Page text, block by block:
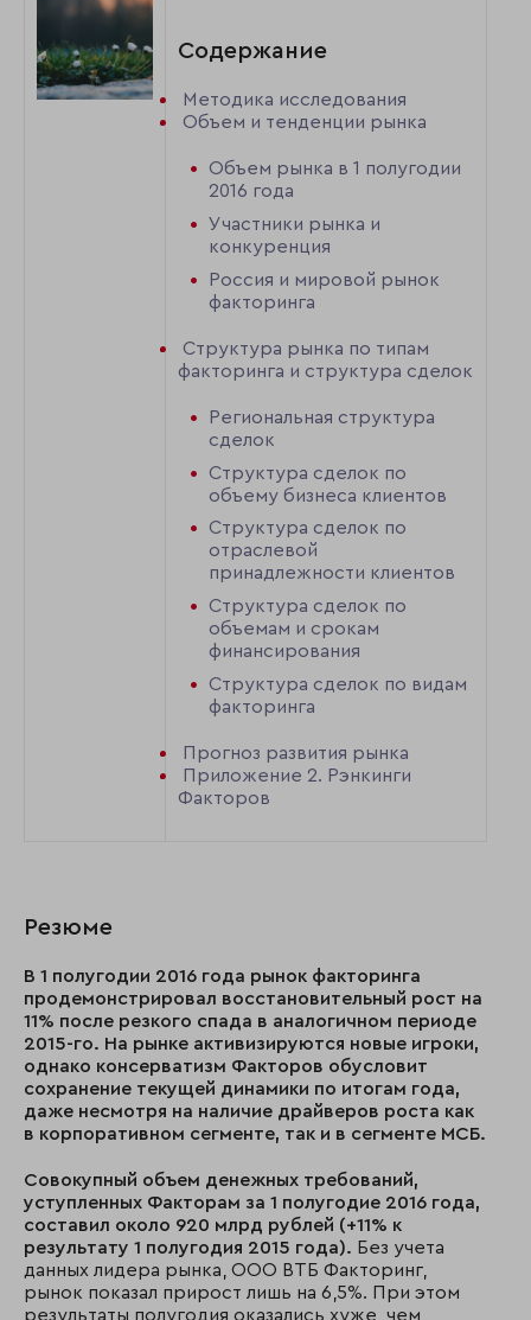
Содержание
Методика исследования
Объем и тенденции рынка
Объем рынка в 1 полугодии
2016 года
Участники рынка и
конкуренция
Россия и мировой рынок
факторинга
Структура рынка по типам
факторинга и структура сделок
Региональная структура
сделок
Структура сделок по
объему бизнеса клиентов
Структура сделок по
отраслевой
принадлежности клиентов
Структура сделок по
объемам и срокам
финансирования
Структура сделок по видам
факторинга
Прогноз развития рынка
Приложение 2. Рэнкинги
Факторов
Резюме
В 1 полугодии 2016 года рынок факторинга
продемонстрировал восстановительный рост на
11% после резкого спада в аналогичном периоде
2015-го. На рынке активизируются новые игроки,
однако консерватизм Факторов обусловит
сохранение текущей динамики по итогам года,
даже несмотря на наличие драйверов роста как
в корпоративном сегменте, так и в сегменте МСБ.
Совокупный объем денежных требований,
уступленных Факторам за 1 полугодие 2016 года,
составил около 920 млрд рублей (+11% к
результату 1 полугодия 2015 года). Без учета
данных лидера рынка, ООО ВТБ Факторинг,
рынок показал прирост лишь на 6,5%. При этом
результаты полугодия оказались хуже, чем